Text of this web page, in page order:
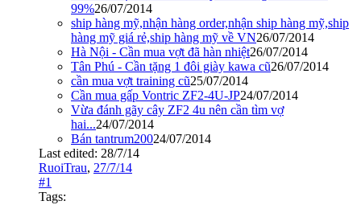
99%26/07/2014
ship hàng mỹ,nhận hàng order,nhận ship hàng mỹ,ship
hàng mỹ giá rẻ,ship hàng mỹ về VN26/07/2014
Hà Nội - Cần mua vợt đã hàn nhiệt26/07/2014
Tân Phú - Cần tặng 1 đôi giày kawa cũ26/07/2014
cần mua vợt training cũ25/07/2014
Cần mua gấp Vontric ZF2-4U-JP24/07/2014
Vừa đánh gãy cây ZF2 4u nên cần tìm vợ
hai...24/07/2014
Bán tantrum20024/07/2014
Last edited: 28/7/14
RuoiTrau, 27/7/14
#1
Tags: